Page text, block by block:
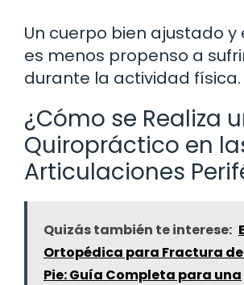
Un cuerpo bien ajustado y
es menos propenso a
durante la actividad física.
¿Cómo se Realiza
Quiropráctico en
Articulaciones
Quizás también te interese:
Ortopédica para Fractura de
Pie: Guía Completa para una